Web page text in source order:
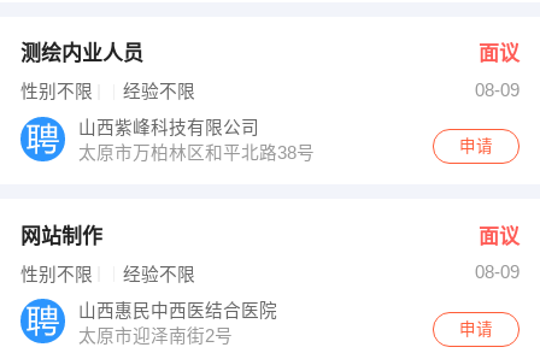
测绘内业人员 面议
性别不限 经验不限
08-09
山西紫峰科技有限公司
太原市万柏林区和平北路38号
申请
网站制作 面议
性别不限 经验不限
08-09
山西惠民中西医结合医院
太原市迎泽南街2号
申请